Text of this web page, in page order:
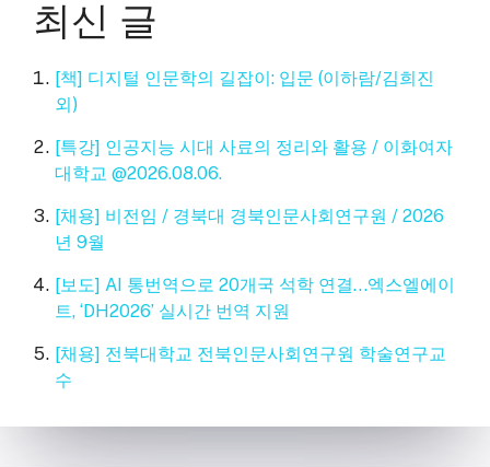
최신 글
[책] 디지털 인문학의 길잡이: 입문 (이하람/김희진
외)
[특강] 인공지능 시대 사료의 정리와 활용 / 이화여자
대학교 @2026.08.06.
[채용] 비전임 / 경북대 경북인문사회연구원 / 2026
년 9월
[보도] AI 통번역으로 20개국 석학 연결…엑스엘에이
트, ‘DH2026’ 실시간 번역 지원
[채용] 전북대학교 전북인문사회연구원 학술연구교
수